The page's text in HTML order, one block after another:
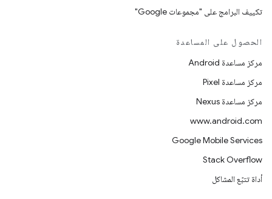
تكييف البرامج على "مجموعات Google"
الحصول على المساعدة
مركز مساعدة Android
مركز مساعدة Pixel
مركز مساعدة Nexus
www.android.com
Google Mobile Services
Stack Overflow
أداة تتبّع المشاكل